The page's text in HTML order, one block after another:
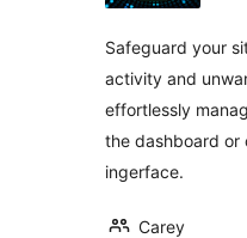
Safeguard your
activity and
effortlessly
the dashboard or
ingerface.
Carey